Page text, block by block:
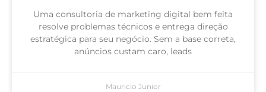
Uma consultoria de marketing digital bem feita
resolve problemas técnicos e entrega direção
estratégica para seu negócio. Sem a base correta,
anúncios custam caro, leads
Mauricio Junior